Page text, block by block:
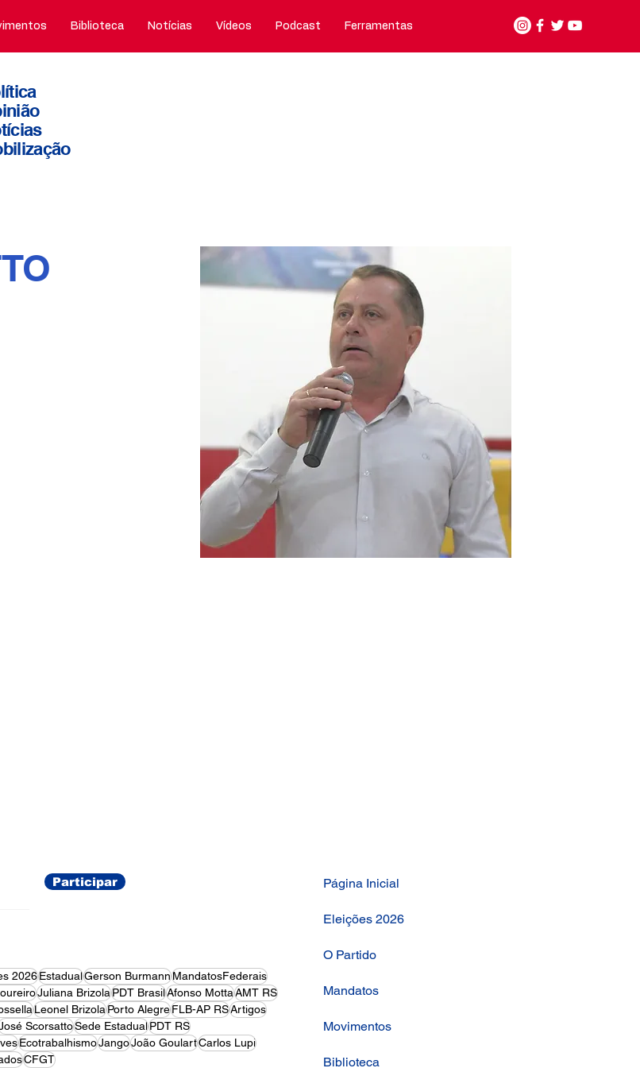
Biblioteca Notícias Vídeos Podcast Ferramentas Nosso jeito de fazer Contato
Participar
2026EstadualGerson BurmannMandatosFederais
Juliana BrizolaPDT BrasilAfonso MottaAMT RS
Leonel BrizolaPorto AlegreFLB-AP RSArtigos
ScorsattoSede EstadualPDT RS
EcotrabalhismoJangoJoão GoulartCarlos Lupi
CFGT
Página Inicial
Eleições 2026
O Partido
Mandatos
Movimentos
Biblioteca